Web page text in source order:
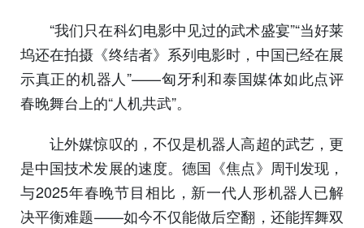
“我们只在科幻电影中见过的武术盛宴”“当好莱
坞还在拍摄《终结者》系列电影时，中国已经在展
示真正的机器人”——匈牙利和泰国媒体如此点评
春晚舞台上的“人机共武”。
让外媒惊叹的，不仅是机器人高超的武艺，更
是中国技术发展的速度。德国《焦点》周刊发现，
与2025年春晚节目相比，新一代人形机器人已解
决平衡难题——如今不仅能做后空翻，还能挥舞双